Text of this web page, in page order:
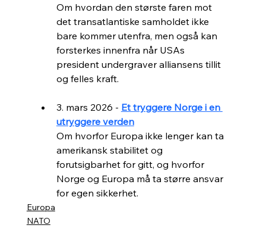
Om hvordan den største faren mot
det transatlantiske samholdet ikke
bare kommer utenfra, men også kan
forsterkes innenfra når USAs
president undergraver alliansens tillit
og felles kraft.
3. mars 2026 - Et tryggere Norge i en
utryggere verden
Om hvorfor Europa ikke lenger kan ta
amerikansk stabilitet og
forutsigbarhet for gitt, og hvorfor
Norge og Europa må ta større ansvar
for egen sikkerhet.
Europa
NATO